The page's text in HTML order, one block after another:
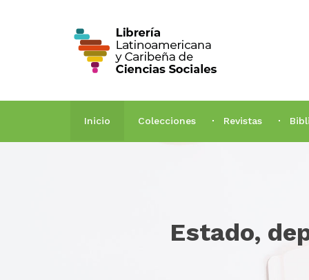
Inicio Colecciones Revistas
Estado,